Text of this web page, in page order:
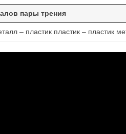
пары трения
– пластик пластик – пластик